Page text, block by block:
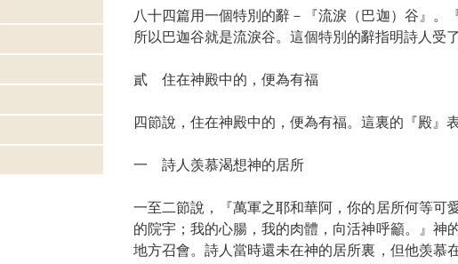
八十四篇用一個特別的辭－『流淚（巴迦）谷』。
所以巴迦谷就是流淚谷。這個特別的辭指明詩人受
貳 住在神殿中的，便為有福
四節說，住在神殿中的，便為有福。這裏的『殿』
一 詩人羡慕渴想神的居所
一至二節說，『萬軍之耶和華阿，你的居所何等可
的院宇；我的心腸，我的肉體，向活神呼籲。』神
地方召會。詩人當時還未在神的居所裏，但他羡慕